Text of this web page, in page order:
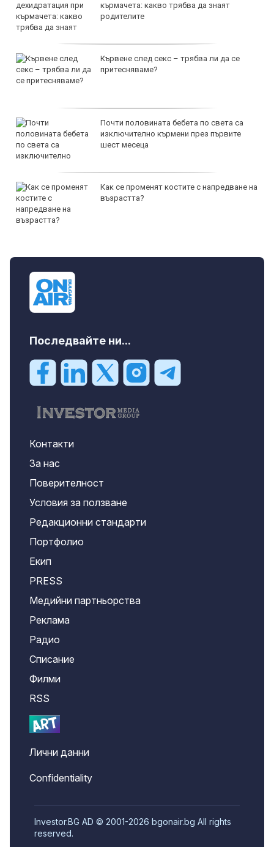
кърмачета: какво трябва да знаят
родителите
Кървене след секс – трябва ли да се
притесняваме?
Почти половината бебета по света са
изключително кърмени през първите
шест месеца
Как се променят костите с напредване на
възрастта?
Последвайте ни...
Контакти
За нас
Поверителност
Условия за ползване
Редакционни стандарти
Портфолио
Екип
PRESS
Медийни партньорства
Реклама
Радио
Списание
Филми
RSS
Лични данни
Confidentiality
Investor.BG AD © 2001-2026 bgonair.bg All rights
reserved.